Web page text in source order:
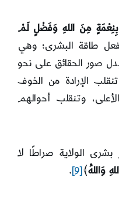
بِنِعْمَةٍ مِنَ اللهِ وَفَضْلٍ لَمْ
بفعل طاقة البشرى؛ وهي
صور الحقائق على نحو
الإرادة من الخوف
وتنقلب أحوالهم
الولاية صراطًا لا
وَاللهُ﴾ [9]
.